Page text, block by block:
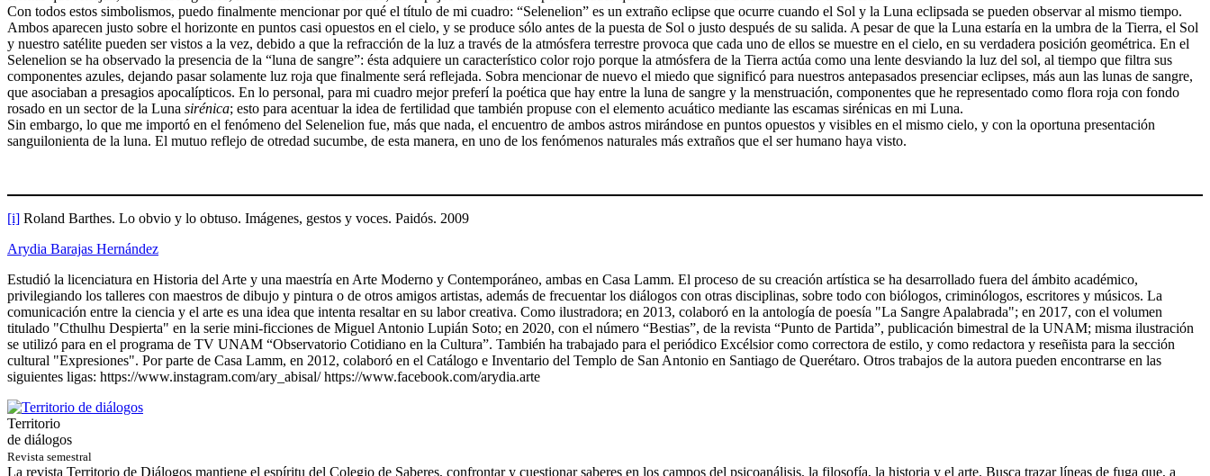
Con todos estos simbolismos, puedo finalmente mencionar por qué el título de mi cuadro: “Selenelion” es un extraño eclipse que ocurre cuando el Sol y la Luna eclipsada se pueden observar al mismo tiempo.
Ambos aparecen justo sobre el horizonte en puntos casi opuestos en el cielo, y se produce sólo antes de la puesta de Sol o justo después de su salida. A pesar de que la Luna estaría en la umbra de la Tierra, el Sol
y nuestro satélite pueden ser vistos a la vez, debido a que la refracción de la luz a través de la atmósfera terrestre provoca que cada uno de ellos se muestre en el cielo, en su verdadera posición geométrica. En el
Selenelion se ha observado la presencia de la “luna de sangre”: ésta adquiere un característico color rojo porque la atmósfera de la Tierra actúa como una lente desviando la luz del sol, al tiempo que filtra sus
componentes azules, dejando pasar solamente luz roja que finalmente será reflejada. Sobra mencionar de nuevo el miedo que significó para nuestros antepasados presenciar eclipses, más aun las lunas de sangre,
que asociaban a presagios apocalípticos. En lo personal, para mi cuadro mejor preferí la poética que hay entre la luna de sangre y la menstruación, componentes que he representado como flora roja con fondo
rosado en un sector de la Luna sirénica; esto para acentuar la idea de fertilidad que también propuse con el elemento acuático mediante las escamas sirénicas en mi Luna.
Sin embargo, lo que me importó en el fenómeno del Selenelion fue, más que nada, el encuentro de ambos astros mirándose en puntos opuestos y visibles en el mismo cielo, y con la oportuna presentación
sanguilonienta de la luna. El mutuo reflejo de otredad sucumbe, de esta manera, en uno de los fenómenos naturales más extraños que el ser humano haya visto.
[i] Roland Barthes. Lo obvio y lo obtuso. Imágenes, gestos y voces. Paidós. 2009
Arydia Barajas Hernández
Estudió la licenciatura en Historia del Arte y una maestría en Arte Moderno y Contemporáneo, ambas en Casa Lamm. El proceso de su creación artística se ha desarrollado fuera del ámbito académico,
privilegiando los talleres con maestros de dibujo y pintura o de otros amigos artistas, además de frecuentar los diálogos con otras disciplinas, sobre todo con biólogos, criminólogos, escritores y músicos. La
comunicación entre la ciencia y el arte es una idea que intenta resaltar en su labor creativa. Como ilustradora; en 2013, colaboró en la antología de poesía "La Sangre Apalabrada"; en 2017, con el volumen
titulado "Cthulhu Despierta" en la serie mini-ficciones de Miguel Antonio Lupián Soto; en 2020, con el número “Bestias”, de la revista “Punto de Partida”, publicación bimestral de la UNAM; misma ilustración
se utilizó para en el programa de TV UNAM “Observatorio Cotidiano en la Cultura”. También ha trabajado para el periódico Excélsior como correctora de estilo, y como redactora y reseñista para la sección
cultural "Expresiones". Por parte de Casa Lamm, en 2012, colaboró en el Catálogo e Inventario del Templo de San Antonio en Santiago de Querétaro. Otros trabajos de la autora pueden encontrarse en las
siguientes ligas: https://www.instagram.com/ary_abisal/ https://www.facebook.com/arydia.arte
Territorio
de diálogos
Revista semestral
La revista Territorio de Diálogos mantiene el espíritu del Colegio de Saberes, confrontar y cuestionar saberes en los campos del psicoanálisis, la filosofía, la historia y el arte. Busca trazar líneas de fuga que, a